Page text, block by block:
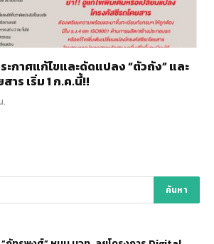
ะกาศแก้ไขและดัดแปลง “ตัวถัง” และ
าร เริ่ม 1 ก.ค.นี้!!
.